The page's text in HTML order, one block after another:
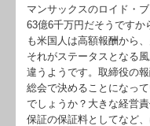
マンサックスのロイド・
63億6千万円だそうですか
も米国人は高額報酬から
それがステータスとなる
違うようです。取締役の
総会で決めることになっ
でしょうか？大きな経営
保証の保証料としてなど